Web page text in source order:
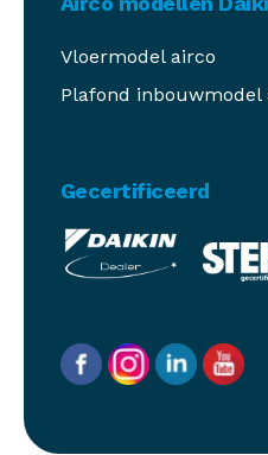
Vloermodel airco
Plafond inbouwmodel
Gecertificeerd